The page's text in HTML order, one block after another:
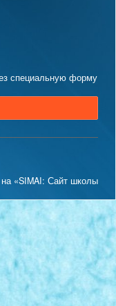
специальную форму
на «SIMAI: Сайт школы